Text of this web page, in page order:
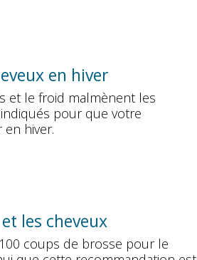
en hiver
et le froid malmènent les
pour que votre
hiver.
les cheveux
coups de brosse pour le